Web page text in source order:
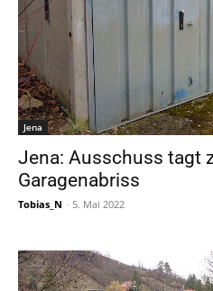
Jena
Jena: Ausschuss tagt
Garagenabriss
Tobias_N - 5. Mai 2022